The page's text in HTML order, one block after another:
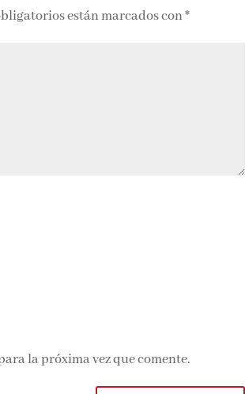
están marcados con*
la próxima vez que comente.